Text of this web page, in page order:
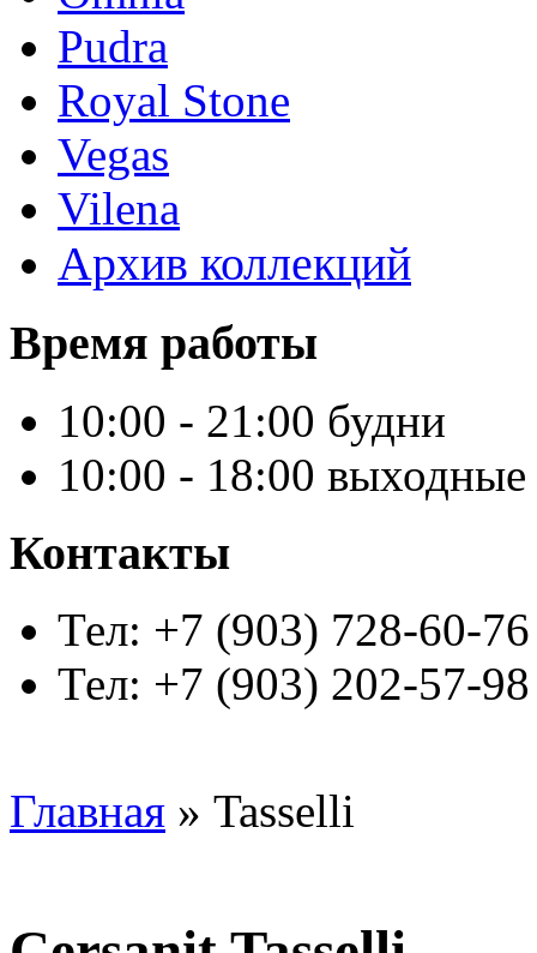
Pudra
Royal Stone
Vegas
Vilena
Архив коллекций
Время работы
10:00 - 21:00 будни
10:00 - 18:00 выходные
Контакты
Тел: +7 (903) 728-60-76
Тел: +7 (903) 202-57-98
Главная » Tasselli